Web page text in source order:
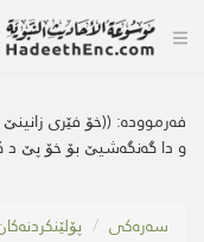
فەرموودە: ((خۆ فێری
و دا گه‌نگه‌شیێ بۆ خۆ پێ د
سه‌ره‌كی